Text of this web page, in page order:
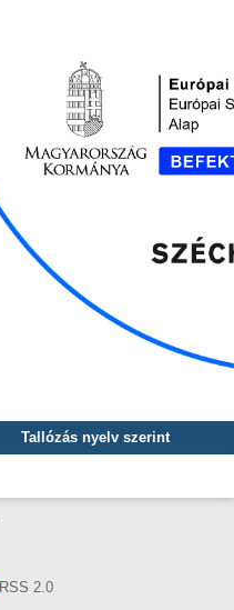
Tallózás nyelv szerint
RSS 2.0